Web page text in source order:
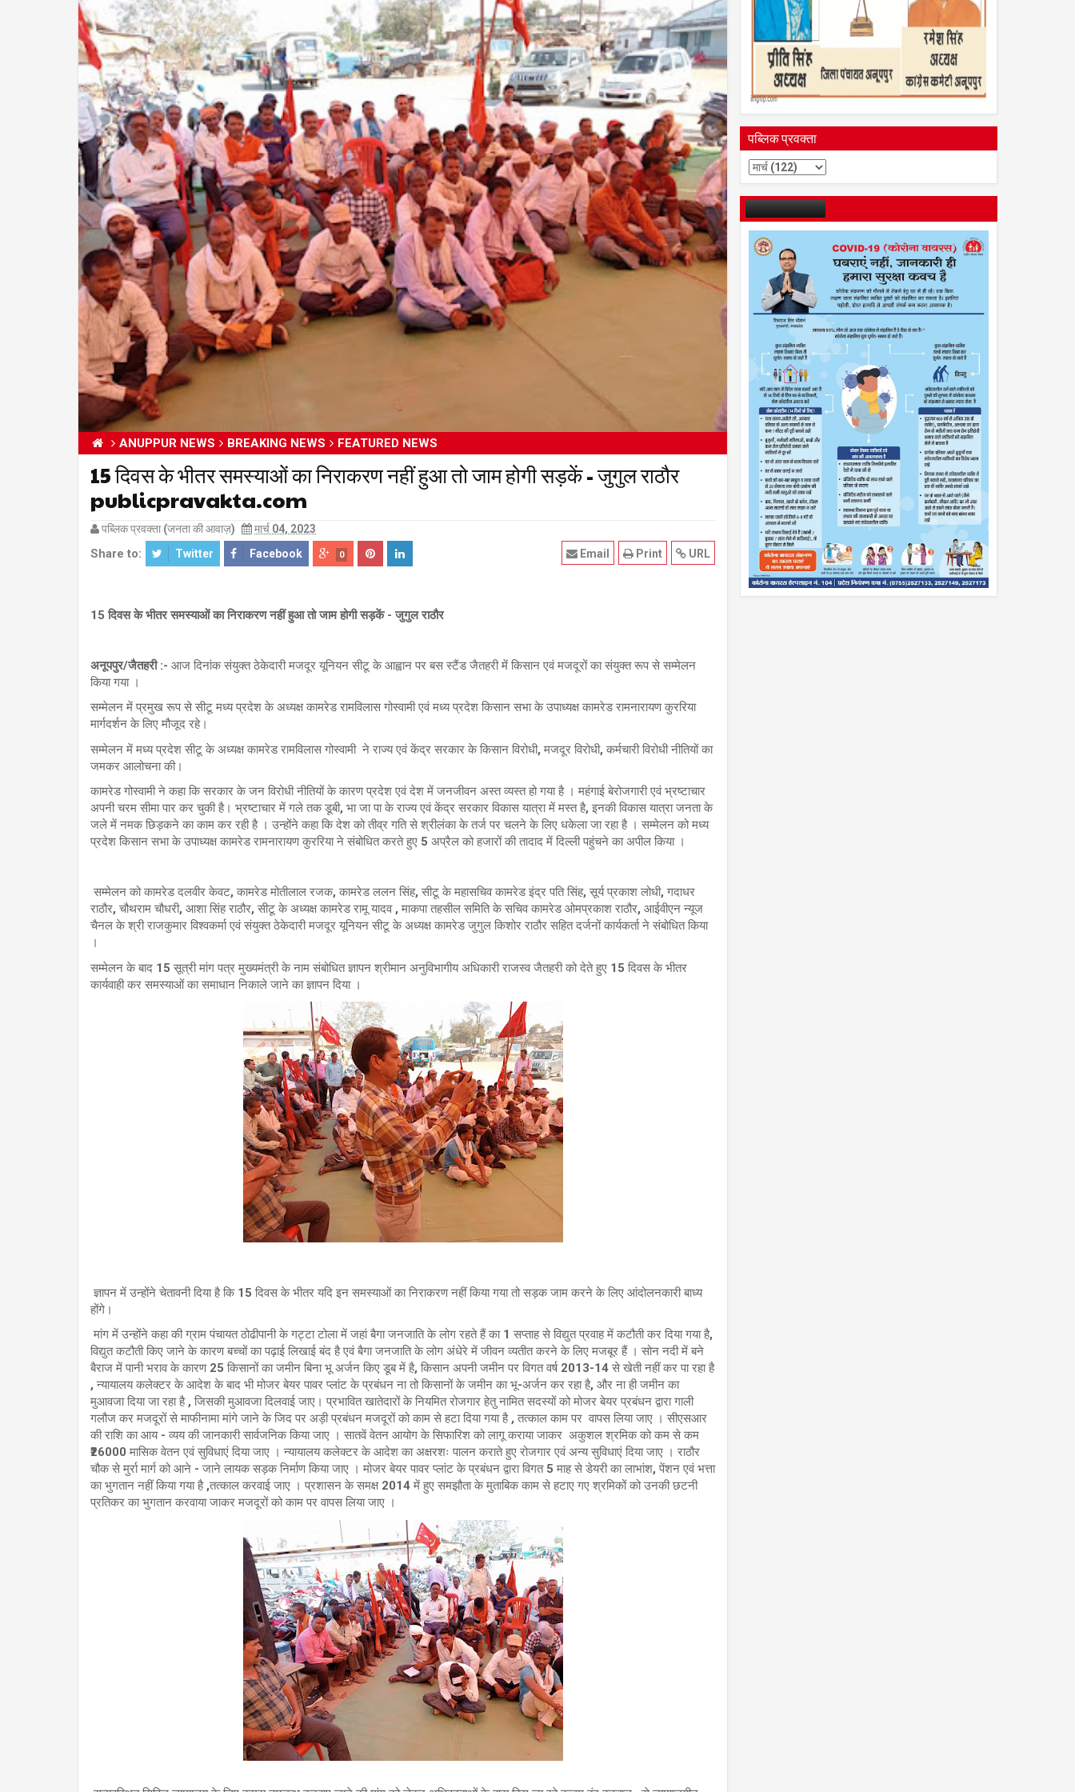
ANUPPUR NEWS BREAKING NEWS FEATURED NEWS
15 दिवस के भीतर समस्याओं का निराकरण नहीं हुआ तो जाम होगी सड़कें - जुगुल राठौर
publicpravakta.com
पब्लिक प्रवक्ता (जनता की आवाज़) मार्च 04, 2023
Share to: Twitter Facebook 0 URL
Print
Email
15 दिवस के भीतर समस्याओं का निराकरण नहीं हुआ तो जाम होगी सड़कें - जुगुल राठौर
अनूपपुर/जैतहरी :- आज दिनांक संयुक्त ठेकेदारी मजदूर यूनियन सीटू के आह्वान पर बस स्टैंड जैतहरी में किसान एवं मजदूरों का संयुक्त रूप से सम्मेलन
किया गया ।
सम्मेलन में प्रमुख रूप से सीटू मध्य प्रदेश के अध्यक्ष कामरेड रामविलास गोस्वामी एवं मध्य प्रदेश किसान सभा के उपाध्यक्ष कामरेड रामनारायण कुररिया
मार्गदर्शन के लिए मौजूद रहे।
सम्मेलन में मध्य प्रदेश सीटू के अध्यक्ष कामरेड रामविलास गोस्वामी ने राज्य एवं केंद्र सरकार के किसान विरोधी, मजदूर विरोधी, कर्मचारी विरोधी नीतियों का
जमकर आलोचना की‌।
कामरेड गोस्वामी ने कहा कि सरकार के जन विरोधी नीतियों के कारण प्रदेश एवं देश में जनजीवन अस्त व्यस्त हो गया है । महंगाई बेरोजगारी एवं भ्रष्टाचार
अपनी चरम सीमा पार कर चुकी है। भ्रष्टाचार में गले तक डूबी, भा जा पा के राज्य एवं केंद्र सरकार विकास यात्रा में मस्त है, इनकी विकास यात्रा जनता के
जले में नमक छिड़कने का काम कर रही है । उन्होंने कहा कि देश को तीव्र गति से श्रीलंका के तर्ज पर चलने के लिए धकेला जा रहा है । सम्मेलन को मध्य
प्रदेश किसान सभा के उपाध्यक्ष कामरेड रामनारायण कुररिया ने संबोधित करते हुए 5 अप्रैल को हजारों की तादाद में दिल्ली पहुंचने का अपील किया ।
सम्मेलन को कामरेड दलवीर केवट, कामरेड मोतीलाल रजक, कामरेड ललन सिंह, सीटू के महासचिव कामरेड इंद्र पति सिंह, सूर्य प्रकाश लोधी, गदाधर
राठौर, चौथराम चौधरी, आशा सिंह राठौर, सीटू के अध्यक्ष कामरेड रामू यादव , माकपा तहसील समिति के सचिव कामरेड ओमप्रकाश राठौर, आईवीएन न्यूज
चैनल के श्री राजकुमार विश्वकर्मा एवं संयुक्त ठेकेदारी मजदूर यूनियन सीटू के अध्यक्ष कामरेड जुगुल किशोर राठौर सहित दर्जनों कार्यकर्ता ने संबोधित किया
।
सम्मेलन के बाद 15 सूत्री मांग पत्र मुख्यमंत्री के नाम संबोधित ज्ञापन श्रीमान अनुविभागीय अधिकारी राजस्व जैतहरी को देते हुए 15 दिवस के भीतर
कार्यवाही कर समस्याओं का समाधान निकाले जाने का ज्ञापन दिया ।
ज्ञापन में उन्होंने चेतावनी दिया है कि 15 दिवस के भीतर यदि इन समस्याओं का निराकरण नहीं किया गया तो सड़क जाम करने के लिए आंदोलनकारी बाध्य
होंगे।
मांग में उन्होंने कहा की ग्राम पंचायत ठोढीपानी के गट्टा टोला में जहां बैगा जनजाति के लोग रहते हैं का 1 सप्ताह से विद्युत प्रवाह में कटौती कर दिया गया है,
विद्युत कटौती किए जाने के कारण बच्चों का पढ़ाई लिखाई बंद है एवं बैगा जनजाति के लोग अंधेरे में जीवन व्यतीत करने के लिए मजबूर हैं । सोन नदी में बने
बैराज में पानी भराव के कारण 25 किसानों का जमीन बिना भू अर्जन किए डूब में है, किसान अपनी जमीन पर विगत वर्ष 2013-14 से खेती नहीं कर पा रहा है
, न्यायालय कलेक्टर के आदेश के बाद भी मोजर बेयर पावर प्लांट के प्रबंधन ना तो किसानों के जमीन का भू-अर्जन कर रहा है, और ना ही जमीन का
मुआवजा दिया जा रहा है , जिसकी मुआवजा दिलवाई जाए। प्रभावित खातेदारों के नियमित रोजगार हेतु नामित सदस्यों को मोजर बेयर प्रबंधन द्वारा गाली
गलौज कर मजदूरों से माफीनामा मांगे जाने के जिद पर अड़ी प्रबंधन मजदूरों को काम से हटा दिया गया है , तत्काल काम पर वापस लिया जाए । सीएसआर
की राशि का आय - व्यय की जानकारी सार्वजनिक किया जाए । सातवें वेतन आयोग के सिफारिश को लागू कराया जाकर अकुशल श्रमिक को कम से कम
₹26000 मासिक वेतन एवं सुविधाएं दिया जाए । न्यायालय कलेक्टर के आदेश का अक्षरशः पालन कराते हुए रोजगार एवं अन्य सुविधाएं दिया जाए । राठौर
चौक से मुर्रा मार्ग को आने - जाने लायक सड़क निर्माण किया जाए । मोजर बेयर पावर प्लांट के प्रबंधन द्वारा विगत 5 माह से डेयरी का लाभांश, पेंशन एवं भत्ता
का भुगतान नहीं किया गया है ,तत्काल करवाई जाए । प्रशासन के समक्ष 2014 में हुए समझौता के मुताबिक काम से हटाए गए श्रमिकों को उनकी छटनी
प्रतिकर का भुगतान करवाया जाकर‌ मजदूरों को काम पर वापस लिया जाए ।
पब्लिक प्रवक्ता